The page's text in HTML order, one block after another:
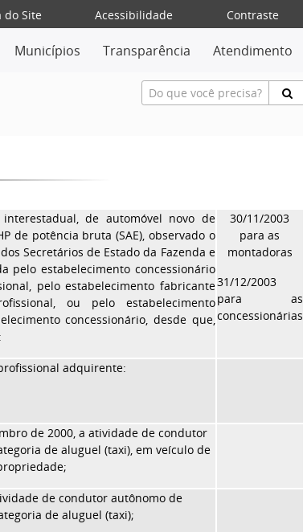
do Site Acessibilidade
Contraste
Municípios Transparência Atendimento
de automóvel novo de
de potência bruta (SAE), observado o
Secretários de Estado da Fazenda e
pelo estabelecimento concessionário
pelo estabelecimento fabricante
ou pelo estabelecimento
concessionário, desde que,
30/11/2003
para as
montadoras
31/12/2003
para as
concessionárias
adquirente:
de 2000, a atividade de condutor
de aluguel (taxi), em veículo de
de condutor autônomo de
de aluguel (taxi);